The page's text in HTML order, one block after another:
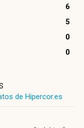
6
5
0
0
de Hipercor.es